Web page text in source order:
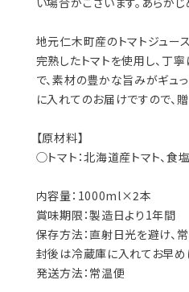
い場合がございます。あらかじ
地元仁木町産のトマトジュース
完熟したトマトを使用し、丁
で、素材の豊かな旨みがギュ
に入れてのお届けですので、
【原材料】
◯トマト：北海道産トマト、食塩
内容量：1000ml×2本
賞味期限：製造日より1年間
保存方法：直射日光を避け、
封後は冷蔵庫に入れてお早め
発送方法：常温便